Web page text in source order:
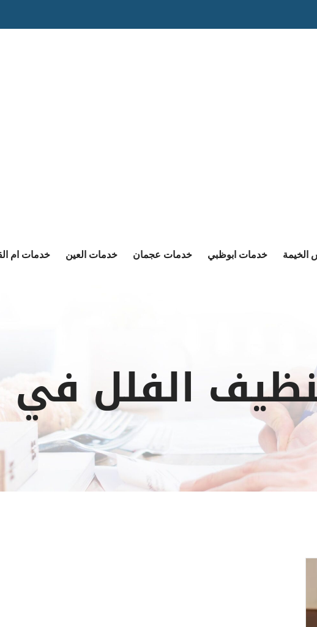
خدمات ابوظبي خدمات عجمان خدمات العين خدمات ام
الفلل في